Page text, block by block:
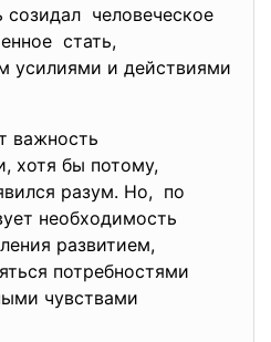
созидал человеческое
стать,
усилиями и действиями
важность
хотя бы потому,
разум. Но, по
необходимость
развитием,
потребностями
чувствами